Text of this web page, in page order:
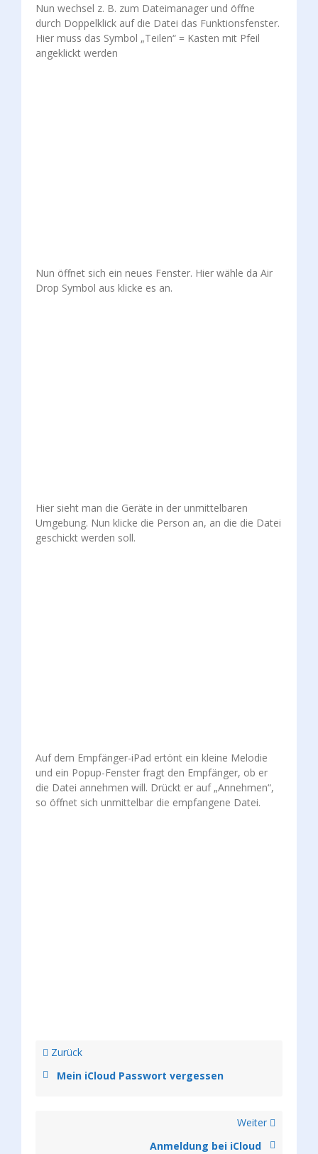
Nun wechsel z. B. zum Dateimanager und öffne
durch Doppelklick auf die Datei das Funktionsfenster.
Hier muss das Symbol „Teilen“ = Kasten mit Pfeil
angeklickt werden
Nun öffnet sich ein neues Fenster. Hier wähle da Air
Drop Symbol aus klicke es an.
Hier sieht man die Geräte in der unmittelbaren
Umgebung. Nun klicke die Person an, an die die Datei
geschickt werden soll.
Auf dem Empfänger-iPad ertönt ein kleine Melodie
und ein Popup-Fenster fragt den Empfänger, ob er
die Datei annehmen will. Drückt er auf „Annehmen“,
so öffnet sich unmittelbar die empfangene Datei.
Zurück
Mein iCloud Passwort vergessen
Weiter
Anmeldung bei iCloud